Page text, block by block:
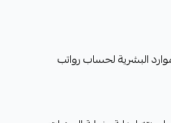
الموارد البشرية لحساب رواتب